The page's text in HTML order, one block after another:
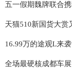
五一假期魏牌联合
天猫510新国货大赏
16.99万的途观L来
全场最硬核成都车